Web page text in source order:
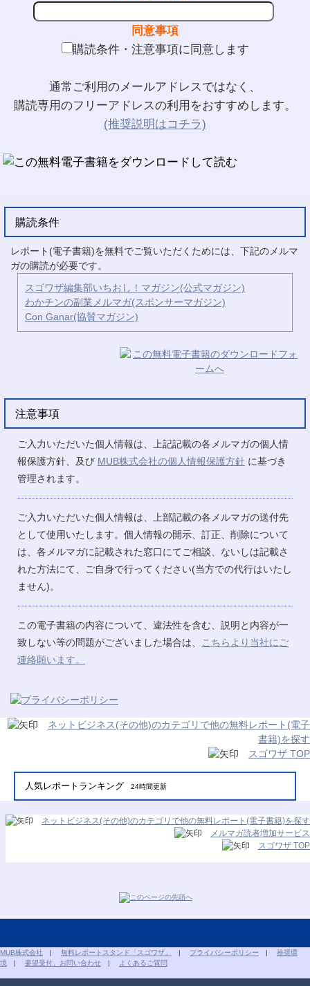
同意事項
購読条件・注意事項に同意します
通常ご利用のメールアドレスではなく、
購読専用のフリーアドレスの利用をおすすめします。
(推奨説明はコチラ)
購読条件
レポート(電子書籍)を無料でご覧いただくためには、下記のメルマ
ガの購読が必要です。
スゴワザ編集部いちおし！マガジン(公式マガジン)
わかチンの副業メルマガ(スポンサーマガジン)
Con Ganar(協賛マガジン)
注意事項
ご入力いただいた個人情報は、上記記載の各メルマガの個人情
報保護方針、及び MUB株式会社の個人情報保護方針 に基づき
管理されます。
ご入力いただいた個人情報は、上部記載の各メルマガの送付先
として使用いたします。個人情報の開示、訂正、削除について
は、各メルマガに記載された窓口にてご相談、ないしは記載さ
れた方法にて、ご自身で行ってください(当方での代行はいたし
ません)。
この電子書籍の内容について、違法性を含む、説明と内容が一
致しない等の問題がございました場合は、
こちらより当社にご
連絡願います。
ネットビジネス(その他)のカテゴリで他の無料レポート(電子
書籍)を探す
スゴワザ TOP
人気レポートランキング 24時間更新
ネットビジネス(その他)のカテゴリで他の無料レポート(電子書籍)を探す
メルマガ読者増加サービス
スゴワザ TOP
MUB株式会社 | 無料レポートスタンド「スゴワザ」 | プライバシーポリシー | 推奨環
境 | 要望受付、お問い合わせ | よくあるご質問